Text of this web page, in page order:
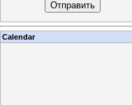
Отправить
Calendar